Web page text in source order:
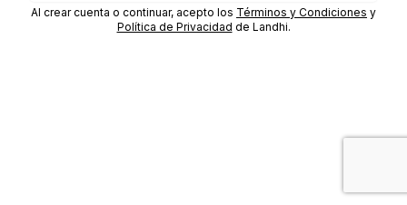
Al crear cuenta o continuar, acepto los Términos y Condiciones y
Política de Privacidad de Landhi.